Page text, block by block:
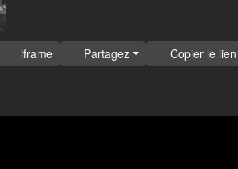
iframe Partagez Copier le lien